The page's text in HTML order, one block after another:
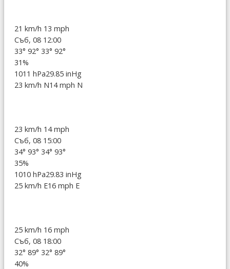
21 km/h 13 mph
Съб, 08 12:00
33° 92° 33° 92°
31%
1011 hPa29.85 inHg
23 km/h N14 mph N
23 km/h 14 mph
Съб, 08 15:00
34° 93° 34° 93°
35%
1010 hPa29.83 inHg
25 km/h E16 mph E
25 km/h 16 mph
Съб, 08 18:00
32° 89° 32° 89°
40%